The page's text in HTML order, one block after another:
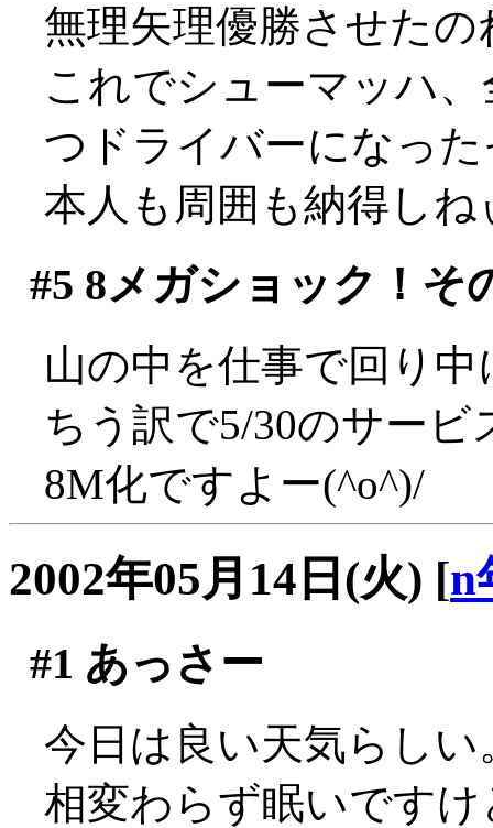
無理矢理優勝させたの
これでシューマッハ
つドライバーになっ
本人も周囲も納得し
#5 8メガショック！そ
山の中を仕事で回り
ちう訳で5/30のサー
8M化ですよー(^o^)/
2002年05月14日(火) [n
#1 あっさー
今日は良い天気らしい
相変わらず眠いですけ